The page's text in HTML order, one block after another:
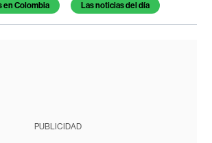
en Colombia Las noticias del día
PUBLICIDAD